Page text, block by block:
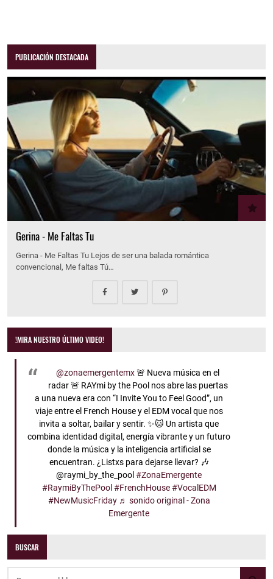
PUBLICACIÓN DESTACADA
Gerina - Me Faltas Tu
Gerina - Me Faltas Tu Lejos de ser una balada romántica
convencional, Me faltas Tú…
!MIRA NUESTRO ÚLTIMO VIDEO!
@zonaemergentemx🚨 Nueva música en el
radar 🚨 RAYmi by the Pool nos abre las puertas
a una nueva era con “I Invite You to Feel Good”, un
viaje entre el French House y el EDM vocal que nos
invita a soltar, bailar y sentir. ✨🐱 Un artista que
combina identidad digital, energía vibrante y un futuro
donde la música y la inteligencia artificial se
encuentran. ¿Listxs para dejarse llevar? 🎶
@raymi_by_the_pool#ZonaEmergente
#RaymiByThePool #FrenchHouse #VocalEDM
#NewMusicFriday ♬ sonido original - Zona
Emergente
BUSCAR